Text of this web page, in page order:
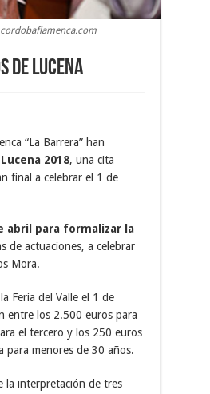
de Lucena
“La Barrera” han
2018, una cita
final a celebrar el 1 de
abril para formalizar la
de actuaciones, a celebrar
Mora.
Feria del Valle el 1 de
entre los 2.500 euros para
el tercero y los 250 euros
para menores de 30 años.
la interpretación de tres